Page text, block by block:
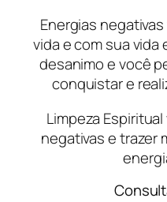
Energias
vida e com sua
desanimo e você
conquistar e
Limpeza
negativas e trazer